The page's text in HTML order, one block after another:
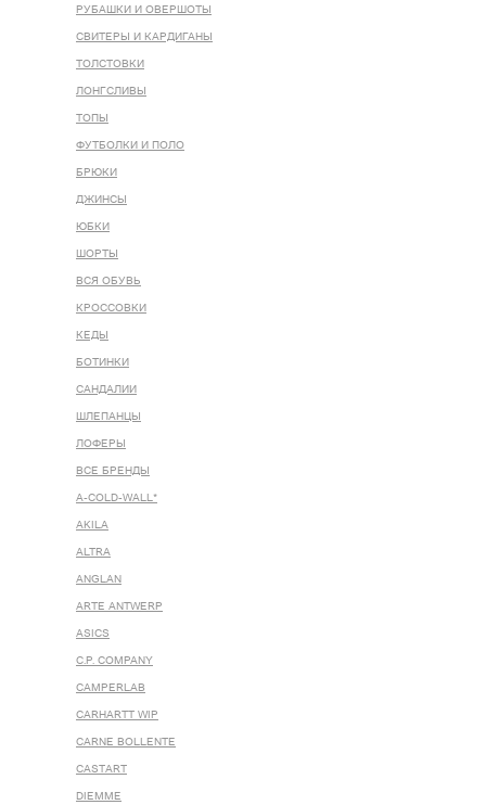
РУБАШКИ И ОВЕРШОТЫ
СВИТЕРЫ И КАРДИГАНЫ
ТОЛСТОВКИ
ЛОНГСЛИВЫ
ТОПЫ
ФУТБОЛКИ И ПОЛО
БРЮКИ
ДЖИНСЫ
ЮБКИ
ШОРТЫ
ВСЯ ОБУВЬ
КРОССОВКИ
КЕДЫ
БОТИНКИ
САНДАЛИИ
ШЛЕПАНЦЫ
ЛОФЕРЫ
ВСЕ БРЕНДЫ
A-COLD-WALL*
AKILA
ALTRA
ANGLAN
ARTE ANTWERP
ASICS
C.P. COMPANY
CAMPERLAB
CARHARTT WIP
CARNE BOLLENTE
CASTART
DIEMME